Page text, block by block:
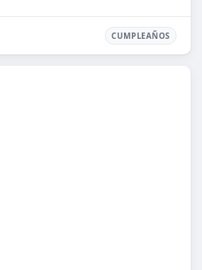
CUMPLEAÑOS